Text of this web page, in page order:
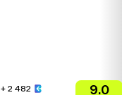
+ 2 482 9.0